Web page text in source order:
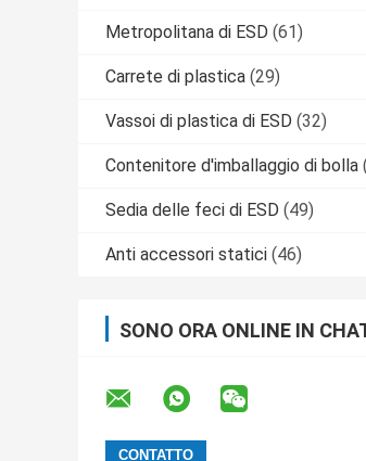
Metropolitana di ESD (61)
Carrete di plastica (29)
Vassoi di plastica di ESD (32)
Contenitore d'imballaggio di bolla
Sedia delle feci di ESD (49)
Anti accessori statici (46)
SONO ORA ONLINE IN